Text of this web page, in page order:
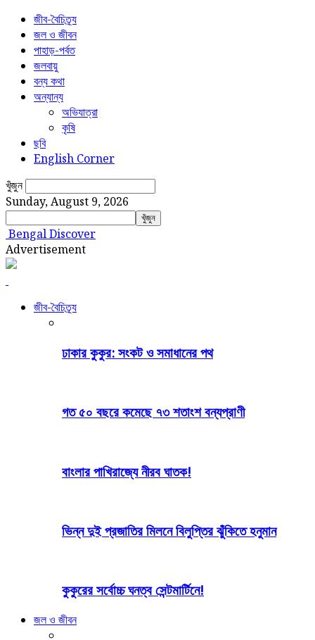
জীব-বৈচিত্র্য
জল ও জীবন
পাহাড়-পর্বত
জলবায়ু
বন্য কথা
অন্যান্য
অভিযাত্রা
কৃষি
ছবি
English Corner
খুঁজুন
Sunday, August 9, 2026
Bengal Discover
Advertisement
জীব-বৈচিত্র্য
ঢাকার কুকুর: সংকট ও সমাধানের পথ
গত ৫০ বছরে কমেছে ৭৩ শতাংশ বন্যপ্রাণী
বাংলার পাখিরাজ্যে নীরব ঘাতক!
ভিন্ন দুই প্রজাতির মিলনে বিলুপ্তির ঝুঁকিতে হনুমান
কুকুরের সর্বোচ্চ ঘনত্ব সেন্টমার্টিনে!
জল ও জীবন